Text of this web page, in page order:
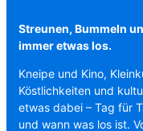
Streunen, Bummeln
immer etwas los.
Kneipe und Kino,
Köstlichkeiten und
etwas dabei – Tag für
und wann was los ist.